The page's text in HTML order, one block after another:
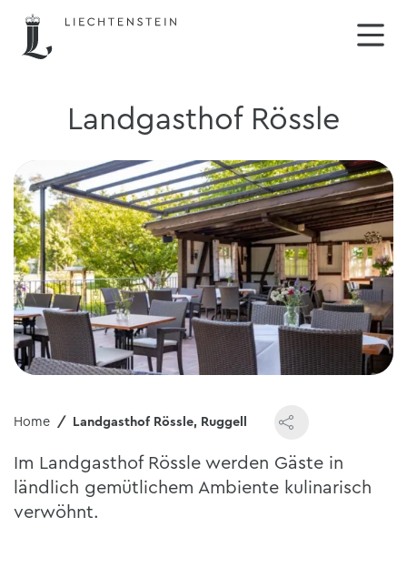
Landgasthof Rössle
Home Landgasthof Rössle, Ruggell
Im Landgasthof Rössle werden Gäste in
ländlich gemütlichem Ambiente kulinarisch
verwöhnt.